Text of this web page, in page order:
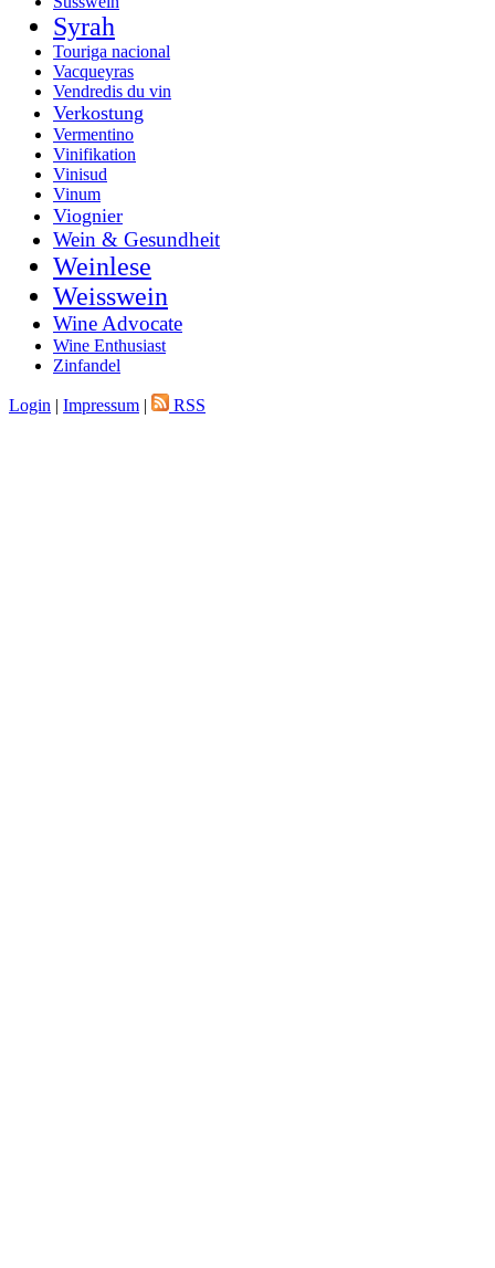
Syrah
Touriga nacional
Vacqueyras
Vendredis du vin
Verkostung
Vermentino
Vinifikation
Vinisud
Vinum
Viognier
Wein & Gesundheit
Weinlese
Weisswein
Wine Advocate
Wine Enthusiast
Zinfandel
Login | Impressum | RSS